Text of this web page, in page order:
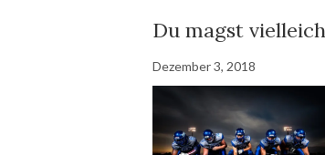
Du magst
Dezember 3, 2018